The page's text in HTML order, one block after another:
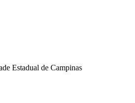
Estadual de Campinas